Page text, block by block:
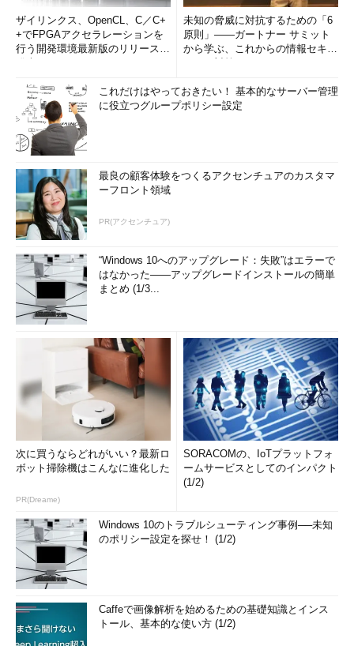
ザイリンクス、OpenCL、C／C+
+でFPGAアクセラレーションを
行う開発環境最新版のリリースを
未知の脅威に対抗するための「6
原則」――ガートナー サミット
から学ぶ、これからの情報セキュ
これだけはやっておきたい！ 基本的なサーバー管理
に役立つグループポリシー設定
最良の顧客体験をつくるアクセンチュアのカスタマ
ーフロント領域
PR(アクセンチュア)
“Windows 10へのアップグレード：失敗”はエラーで
はなかった――アップグレードインストールの簡単
まとめ (1/3...
次に買うならどれがいい？最新ロ
ボット掃除機はこんなに進化した
PR(Dreame)
SORACOMの、IoTプラットフォ
ームサービスとしてのインパクト
(1/2)
Windows 10のトラブルシューティング事例──未知
のポリシー設定を探せ！ (1/2)
Caffeで画像解析を始めるための基礎知識とインス
トール、基本的な使い方 (1/2)